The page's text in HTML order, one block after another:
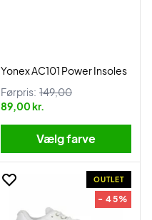
Yonex AC101 Power Insoles
Førpris: 149,00
89,00 kr.
Vælg farve
OUTLET
- 45%